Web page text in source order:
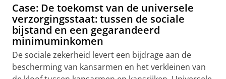
Case: De toekomst van de universele
verzorgingsstaat: tussen de sociale
bijstand en een gegarandeerd
minimuminkomen
De sociale zekerheid levert een bijdrage aan de
bescherming van kansarmen en het verkleinen van